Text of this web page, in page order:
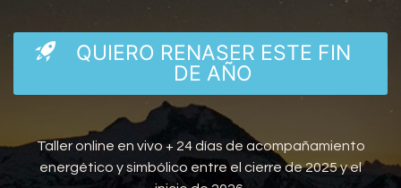
QUIERO RENASER ESTE FIN
DE AÑO
Taller online en vivo + 24 días de acompañamiento
energético y simbólico entre el cierre de 2025 y el